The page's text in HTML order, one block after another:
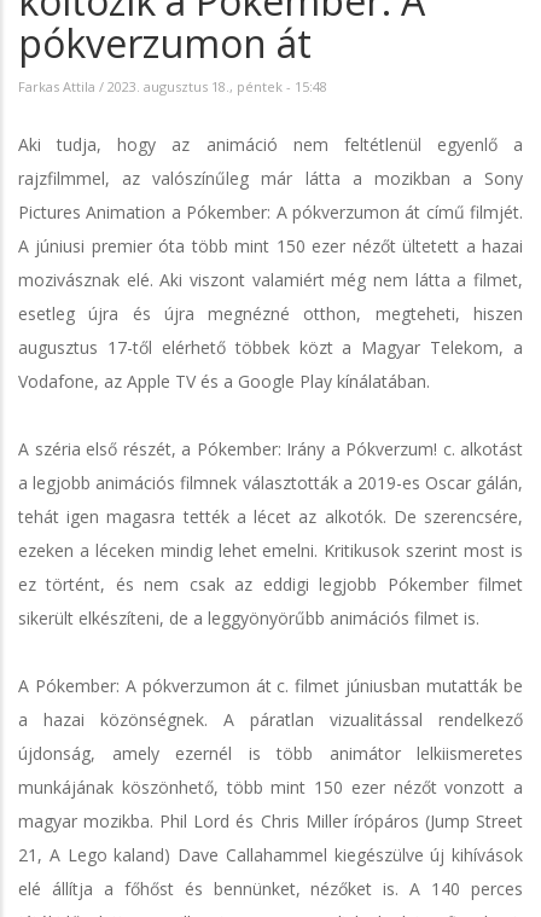
pókverzumon át
Farkas Attila / 2023. augusztus 18., péntek - 15:48
Aki tudja, hogy az animáció nem feltétlenül egyenlő a
rajzfilmmel, az valószínűleg már látta a mozikban a Sony
Pictures Animation a Pókember: A pókverzumon át című filmjét.
A júniusi premier óta több mint 150 ezer nézőt ültetett a hazai
mozivásznak elé. Aki viszont valamiért még nem látta a filmet,
esetleg újra és újra megnézné otthon, megteheti, hiszen
augusztus 17-től elérhető többek közt a Magyar Telekom, a
Vodafone, az Apple TV és a Google Play kínálatában.
A széria első részét, a Pókember: Irány a Pókverzum! c. alkotást
a legjobb animációs filmnek választották a 2019-es Oscar gálán,
tehát igen magasra tették a lécet az alkotók. De szerencsére,
ezeken a léceken mindig lehet emelni. Kritikusok szerint most is
ez történt, és nem csak az eddigi legjobb Pókember filmet
sikerült elkészíteni, de a leggyönyörűbb animációs filmet is.
A Pókember: A pókverzumon át c. filmet júniusban mutatták be
a hazai közönségnek. A páratlan vizualitással rendelkező
újdonság, amely ezernél is több animátor lelkiismeretes
munkájának köszönhető, több mint 150 ezer nézőt vonzott a
magyar mozikba. Phil Lord és Chris Miller írópáros (Jump Street
21, A Lego kaland) Dave Callahammel kiegészülve új kihívások
elé állítja a főhőst és bennünket, nézőket is. A 140 perces